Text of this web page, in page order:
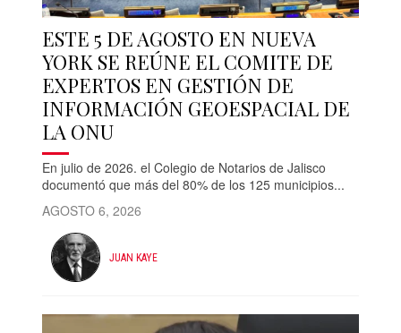
ESTE 5 DE AGOSTO EN NUEVA
YORK SE REÚNE EL COMITE DE
EXPERTOS EN GESTIÓN DE
INFORMACIÓN GEOESPACIAL DE
LA ONU
En julio de 2026. el Colegio de Notarios de Jalisco
documentó que más del 80% de los 125 municipios...
AGOSTO 6, 2026
JUAN KAYE